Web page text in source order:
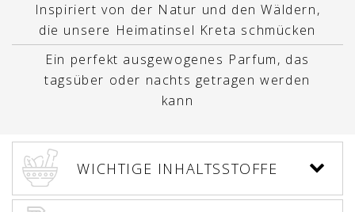
Inspiriert von der Natur und den Wäldern,
die unsere Heimatinsel Kreta schmücken
Ein perfekt ausgewogenes Parfum, das
tagsüber oder nachts getragen werden
kann
WICHTIGE INHALTSSTOFFE